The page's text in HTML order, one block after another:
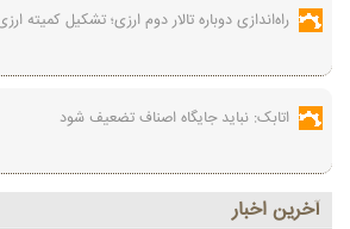
راه‌اندازی دوباره تالار دوم ارزی؛ تشکیل کمیته
اتابک: نباید جایگاه اصناف تضعیف شود
آخرين اخبار